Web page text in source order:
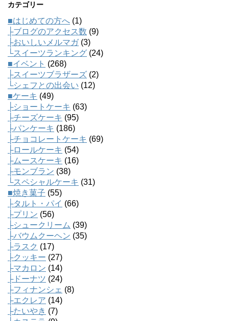
カテゴリー
■はじめての方へ (1)
├ブログのアクセス数 (9)
├おいしいメルマガ(3)
└スイーツランキング (24)
■イベント (268)
├スイーツブラザーズ (2)
└シェフとの出会い (12)
■ケーキ (49)
├ショートケーキ (63)
├チーズケーキ (95)
├パンケーキ (186)
├チョコレートケーキ (69)
├ロールケーキ (54)
├ムースケーキ (16)
├モンブラン (38)
└スペシャルケーキ (31)
■焼き菓子 (55)
├タルト・パイ (66)
├プリン (56)
├シュークリーム (39)
├バウムクーヘン (35)
├ラスク (17)
├クッキー (27)
├マカロン (14)
├ドーナツ (24)
├フィナンシェ (8)
├エクレア (14)
├たいやき (7)